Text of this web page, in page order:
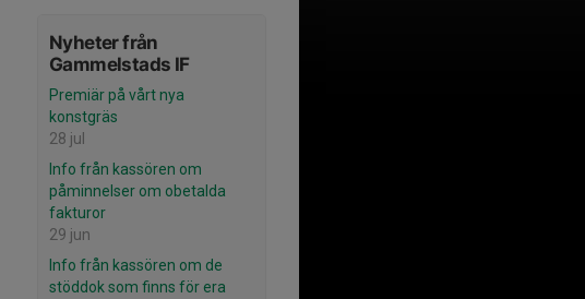
Nyheter från
Gammelstads IF
Premiär på vårt nya
konstgräs
28 jul
Info från kassören om
påminnelser om obetalda
fakturor
29 jun
Info från kassören om de
stöddok som finns för era